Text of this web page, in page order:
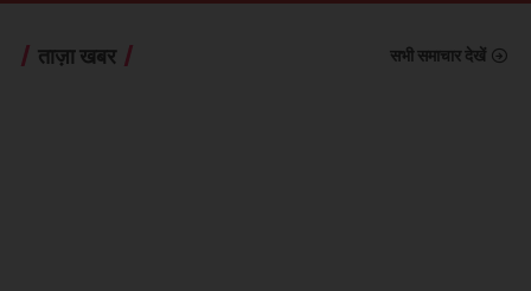
ताज़ा खबर सभी समाचार देखें